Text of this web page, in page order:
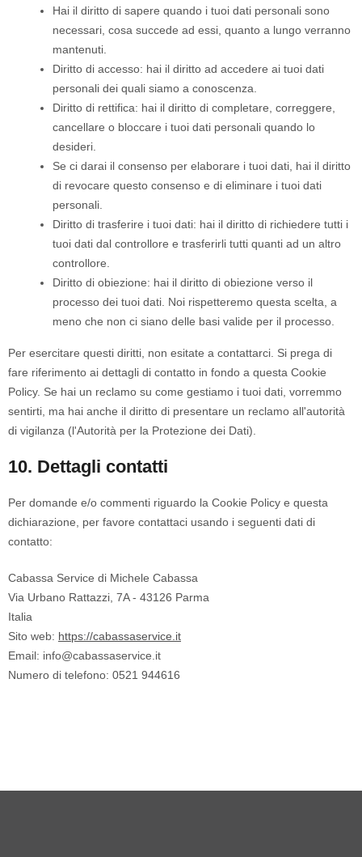
Hai il diritto di sapere quando i tuoi dati personali sono
necessari, cosa succede ad essi, quanto a lungo verranno
mantenuti.
Diritto di accesso: hai il diritto ad accedere ai tuoi dati
personali dei quali siamo a conoscenza.
Diritto di rettifica: hai il diritto di completare, correggere,
cancellare o bloccare i tuoi dati personali quando lo
desideri.
Se ci darai il consenso per elaborare i tuoi dati, hai il diritto
di revocare questo consenso e di eliminare i tuoi dati
personali.
Diritto di trasferire i tuoi dati: hai il diritto di richiedere tutti i
tuoi dati dal controllore e trasferirli tutti quanti ad un altro
controllore.
Diritto di obiezione: hai il diritto di obiezione verso il
processo dei tuoi dati. Noi rispetteremo questa scelta, a
meno che non ci siano delle basi valide per il processo.
Per esercitare questi diritti, non esitate a contattarci. Si prega di
fare riferimento ai dettagli di contatto in fondo a questa Cookie
Policy. Se hai un reclamo su come gestiamo i tuoi dati, vorremmo
sentirti, ma hai anche il diritto di presentare un reclamo all'autorità
di vigilanza (l'Autorità per la Protezione dei Dati).
10. Dettagli contatti
Per domande e/o commenti riguardo la Cookie Policy e questa
dichiarazione, per favore contattaci usando i seguenti dati di
contatto:
Cabassa Service di Michele Cabassa
Via Urbano Rattazzi, 7A - 43126 Parma
Italia
Sito web: https://cabassaservice.it
Email: info@cabassaservice.it
Numero di telefono: 0521 944616